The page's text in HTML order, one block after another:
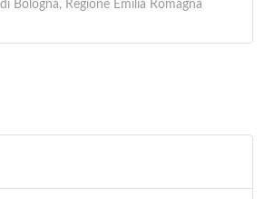
Bologna, Regione Emilia Romagna
216, Sasso Marconi